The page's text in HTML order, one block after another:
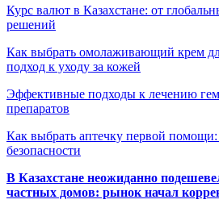
Курс валют в Казахстане: от
решений
Как выбрать омолаживающий крем
подход к уходу за кожей
Эффективные подходы к лечению
препаратов
Как выбрать аптечку первой
безопасности
В Казахстане неожиданно
частных домов: рынок начал